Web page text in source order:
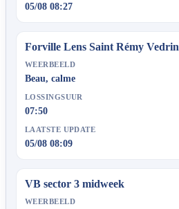
05/08 08:27
Forville Lens Saint Rémy Vedrin
WEERBEELD
Beau, calme
LOSSINGSUUR
07:50
LAATSTE UPDATE
05/08 08:09
VB sector 3 midweek
WEERBEELD